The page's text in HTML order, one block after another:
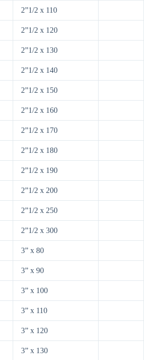
2”1/2 x 110
2”1/2 x 120
2”1/2 x 130
2”1/2 x 140
2”1/2 x 150
2”1/2 x 160
2”1/2 x 170
2”1/2 x 180
2”1/2 x 190
2”1/2 x 200
2”1/2 x 250
2”1/2 x 300
3” x 80
3” x 90
3” x 100
3” x 110
3” x 120
3” x 130